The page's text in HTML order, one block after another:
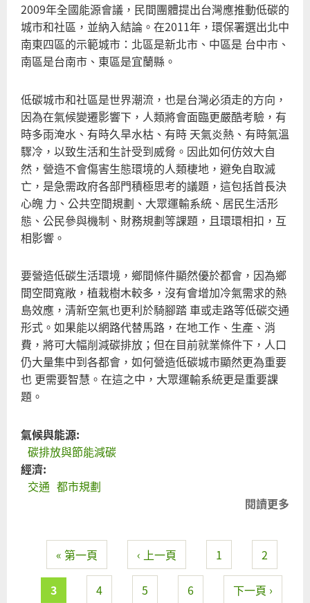
2009年全國能源會議，民間團體提出台灣應推動低碳的
城市和社區，並納入結論。在2011年，環保署選出北中
南東四區的示範城市：北區是新北市、中區是 台中市、
南區是台南市、東區是宜蘭縣。
低碳城市和社區是世界潮流，也是台灣必須走的方向，
因為在氣候變遷影響下，人類將會面臨更嚴酷考驗，有
時多雨淹水、有時久旱水枯、有時 天氣炎熱、有時氣溫
驟冷，以致生活和生計受到威脅。因此如何仿效大自
然，營造不會傷害生態環境的人類棲地，避免自取滅
亡，是急需政府各部門積極思考的議題，這包括首長決
心魄 力、公共空間規劃、大眾運輸系統、居民生活形
態、公民參與機制、財務規劃等課題，且環環相扣，互
相影響。
要營造低碳生活環境，鄉間條件顯然優於都會，因為鄉
間空間寬敞，植栽樹木較多，沒有會增加冷氣需求的熱
島效應，清新空氣也更利於騎腳踏 車或走路等低碳交通
形式。如果能以網路代替馬路，在地工作、生產、消
費，將可大幅削減碳排放；但在目前就業條件下，人口
仍大量集中到各都會，如何營造低碳城市顯然更為重要
也 更需要智慧。在這之中，大眾運輸系統更是重要課
題。
氣候與能源:
碳排放與節能減碳
經濟:
交通 都市規劃
閱讀更多
頁面« 第一頁 ‹ 上一頁 1 2
3 4 5 6 下一頁 ›